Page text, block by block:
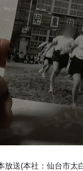
送(本社：仙台市太